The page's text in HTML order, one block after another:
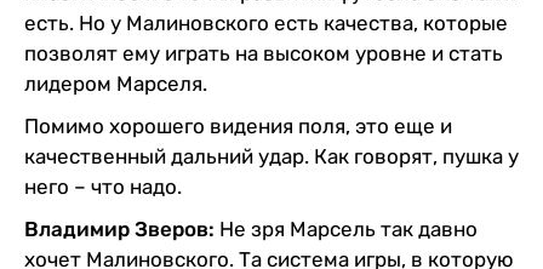
есть. Но у Малиновского есть качества, которые
позволят ему играть на высоком уровне и стать
лидером Марселя.
Помимо хорошего видения поля, это еще и
качественный дальний удар. Как говорят, пушка у
него – что надо.
Владимир Зверов: Не зря Марсель так давно
хочет Малиновского. Та система игры, в которую